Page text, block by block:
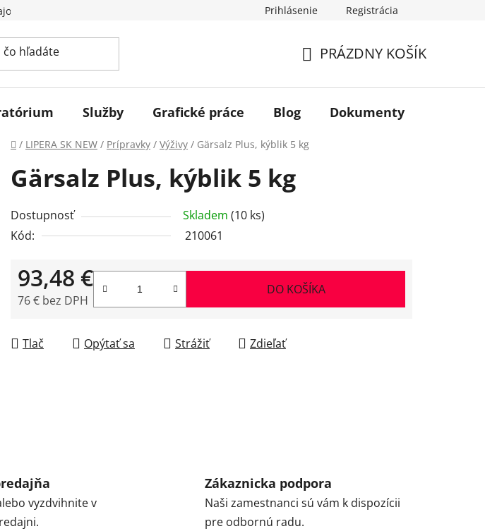
Prihlásenie Registrácia
KOŠÍK
PRÁZDNY KOŠÍK
Služby Grafické práce Blog Dokumenty
Domov
/ LIPERA SK NEW / Prípravky / Výživy / Gärsalz Plus, kýblik 5 kg
Gärsalz Plus, kýblik 5 kg
Dostupnosť Skladem (10 ks)
Kód:
210061
93,48 €
76 € bez DPH
DO KOŠÍKA
Tlač Opýtať sa Strážiť Zdieľať
vyzdvihnite v
Zákaznicka podpora
Naši zamestnanci sú vám k dispozícii
pre odbornú radu.